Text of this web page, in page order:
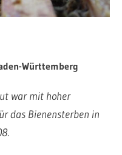
Württemberg
war mit hoher
das Bienensterben in